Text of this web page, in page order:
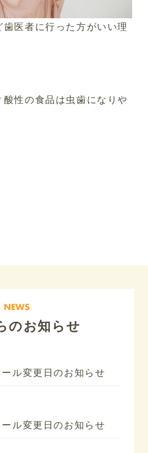
医者に行った方がいい理
性の食品は虫歯になりや
のお知らせ
ル変更日のお知らせ
ル変更日のお知らせ